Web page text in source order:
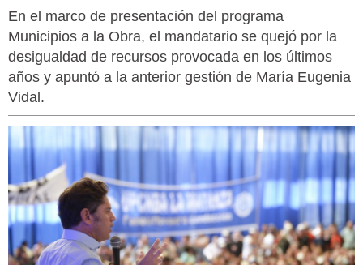
En el marco de presentación del programa
Municipios a la Obra, el mandatario se quejó por la
desigualdad de recursos provocada en los últimos
años y apuntó a la anterior gestión de María Eugenia
Vidal.